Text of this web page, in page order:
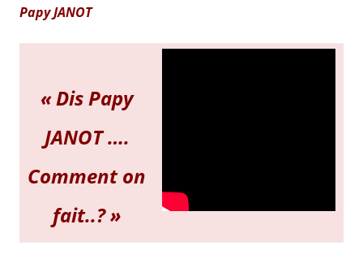
Papy JANOT
« Dis Papy
JANOT ….
Comment on
fait..? »